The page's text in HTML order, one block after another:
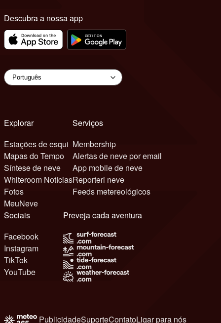
Descubra a nossa app
Explorar
Estações de esqui
Mapas do Tempo
Síntese de neve
Whiteroom Notícias
Fotos
MeuNeve
Serviços
Membership
Alertas de neve por email
App mobile de neve
Reporteri neve
Feeds metereológicos
Sociais
Facebook
Instagram
TikTok
YouTube
Preveja cada aventura
PublicidadeSuporteContatoLigar para nós